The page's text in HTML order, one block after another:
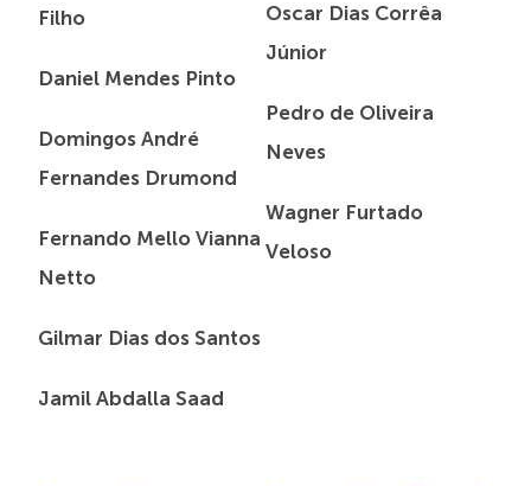
Filho
Daniel Mendes Pinto
Domingos André
Fernandes Drumond
Fernando Mello Vianna
Netto
Gilmar Dias dos Santos
Jamil Abdalla Saad
Oscar Dias Corrêa
Júnior
Pedro de Oliveira
Neves
Wagner Furtado
Veloso